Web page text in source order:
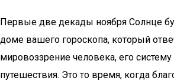
Первые две декады ноября Солнце
доме вашего гороскопа, который
мировоззрение человека, его
путешествия. Это то время, когда